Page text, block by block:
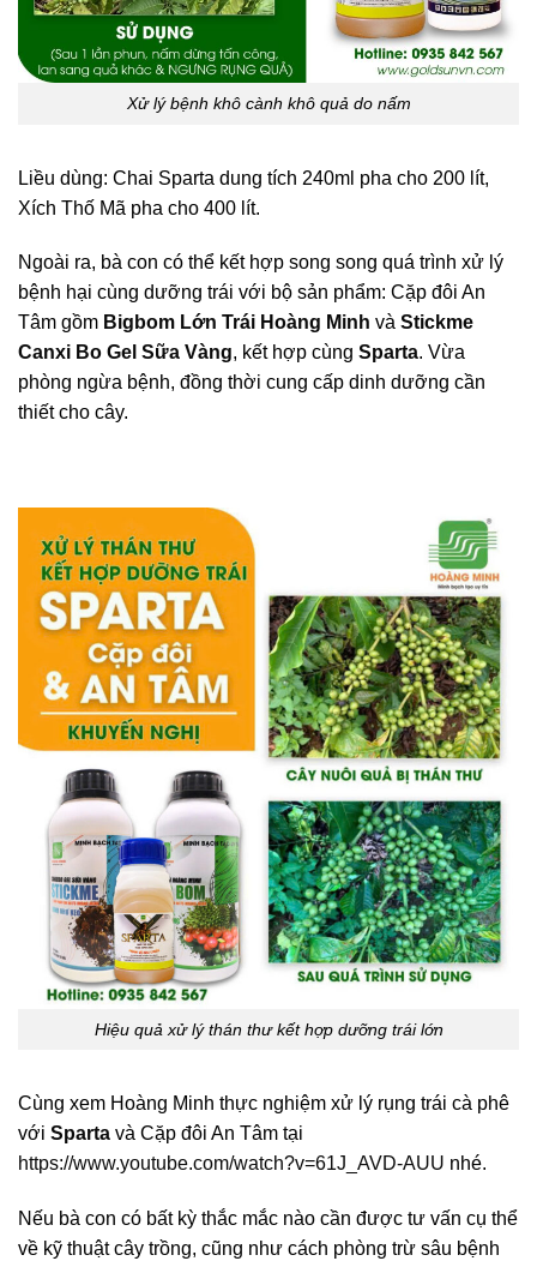
Xử lý bệnh khô cành khô quả do nấm
Liều dùng: Chai Sparta dung tích 240ml pha cho 200 lít,
Xích Thố Mã pha cho 400 lít.
Ngoài ra, bà con có thể kết hợp song song quá trình xử lý
bệnh hại cùng dưỡng trái với bộ sản phẩm: Cặp đôi An
Tâm gồm Bigbom Lớn Trái Hoàng Minh và Stickme
Canxi Bo Gel Sữa Vàng, kết hợp cùng Sparta. Vừa
phòng ngừa bệnh, đồng thời cung cấp dinh dưỡng cần
thiết cho cây.
Hiệu quả xử lý thán thư kết hợp dưỡng trái lớn
Cùng xem Hoàng Minh thực nghiệm xử lý rụng trái cà phê
với Sparta và Cặp đôi An Tâm tại
https://www.youtube.com/watch?v=61J_AVD-AUU nhé.
Nếu bà con có bất kỳ thắc mắc nào cần được tư vấn cụ thể
về kỹ thuật cây trồng, cũng như cách phòng trừ sâu bệnh